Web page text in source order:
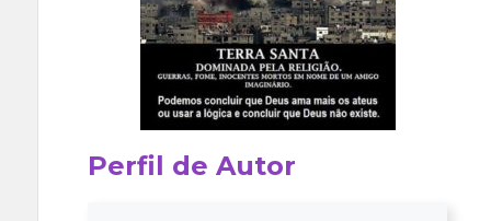
Perfil de Autor